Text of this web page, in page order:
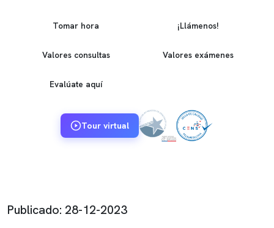
Tomar hora ¡Llámenos!
Valores consultas Valores exámenes
Evalúate aquí
Tour virtual
Publicado: 28-12-2023